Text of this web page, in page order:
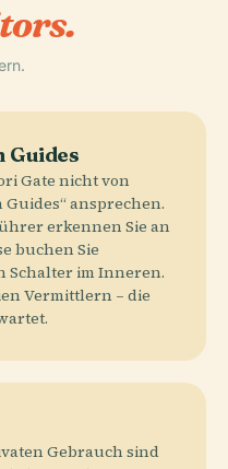
Guides
Gate nicht von
ansprechen.
erkennen Sie an
buchen Sie
Schalter im Inneren.
Vermittlern – die
Gebrauch sind